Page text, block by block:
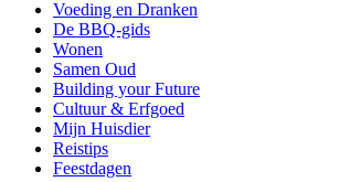
Voeding en Dranken
De BBQ-gids
Wonen
Samen Oud
Building your Future
Cultuur & Erfgoed
Mijn Huisdier
Reistips
Feestdagen